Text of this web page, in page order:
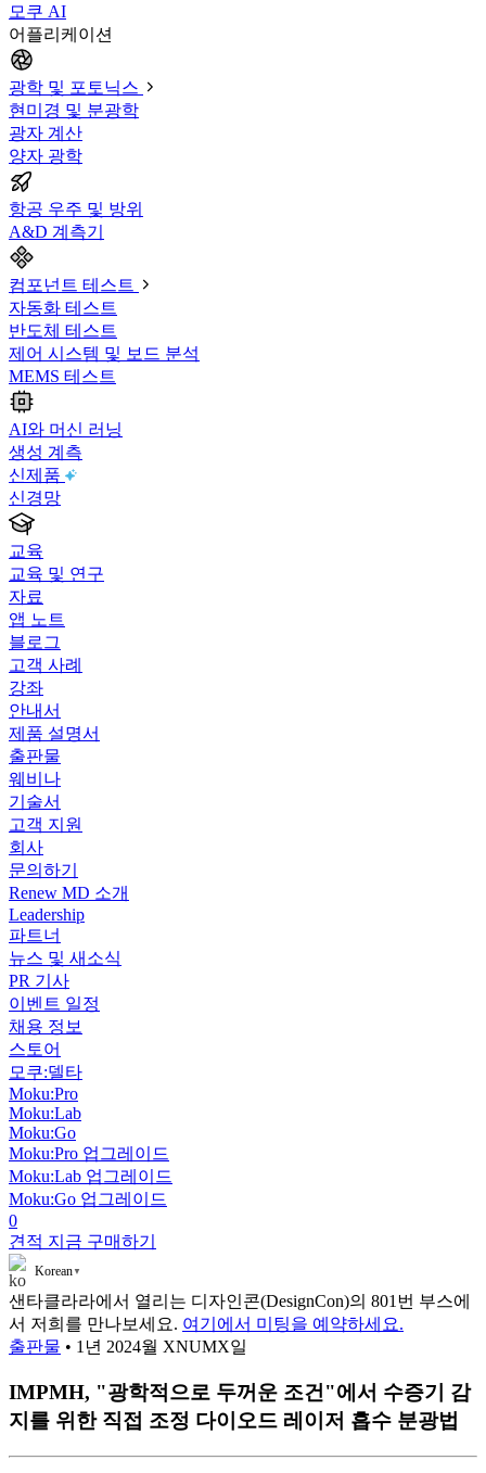
모쿠 AI
어플리케이션
광학 및 포토닉스
현미경 및 분광학
광자 계산
양자 광학
항공 우주 및 방위
A&D 계측기
컴포넌트 테스트
자동화 테스트
반도체 테스트
제어 시스템 및 보드 분석
MEMS 테스트
AI와 머신 러닝
생성 계측
신제품
신경망
교육
교육 및 연구
자료
앱 노트
블로그
고객 사례
강좌
안내서
제품 설명서
출판물
웨비나
기술서
고객 지원
회사
문의하기
Renew MD 소개
Leadership
파트너
뉴스 및 새소식
PR 기사
이벤트 일정
채용 정보
스토어
모쿠:델타
Moku:Pro
Moku:Lab
Moku:Go
Moku:Pro 업그레이드
Moku:Lab 업그레이드
Moku:Go 업그레이드
0
견적 지금 구매하기
Korean ▼
샌타클라라에서 열리는 디자인콘(DesignCon)의 801번 부스에
서 저희를 만나보세요. 여기에서 미팅을 예약하세요.
출판물 • 1년 2024월 XNUMX일
IMPMH, "광학적으로 두꺼운 조건"에서 수증기 감
지를 위한 직접 조정 다이오드 레이저 흡수 분광법